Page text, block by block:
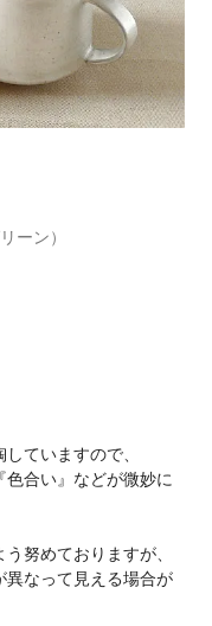
ーン）
ていますので、
色合い』などが微妙に
努めておりますが、
異なって見える場合が